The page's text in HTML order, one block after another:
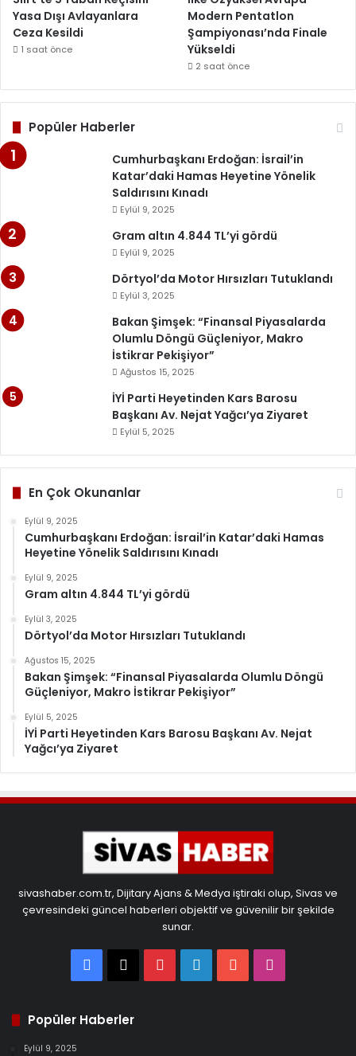
Yasa Dışı Avlayanlara
Ceza Kesildi
1 saat önce
Modern Pentatlon
Şampiyonası’nda Finale
Yükseldi
2 saat önce
Popüler Haberler
Cumhurbaşkanı Erdoğan: İsrail’in
Katar’daki Hamas Heyetine Yönelik
Saldırısını Kınadı
Eylül 9, 2025
Gram altın 4.844 TL’yi gördü
Eylül 9, 2025
Dörtyol’da Motor Hırsızları Tutuklandı
Eylül 3, 2025
Bakan Şimşek: “Finansal Piyasalarda
Olumlu Döngü Güçleniyor, Makro
İstikrar Pekişiyor”
Ağustos 15, 2025
İYİ Parti Heyetinden Kars Barosu
Başkanı Av. Nejat Yağcı’ya Ziyaret
Eylül 5, 2025
En Çok Okunanlar
Eylül 9, 2025
Cumhurbaşkanı Erdoğan: İsrail’in Katar’daki Hamas
Heyetine Yönelik Saldırısını Kınadı
Eylül 9, 2025
Gram altın 4.844 TL’yi gördü
Eylül 3, 2025
Dörtyol’da Motor Hırsızları Tutuklandı
Ağustos 15, 2025
Bakan Şimşek: “Finansal Piyasalarda Olumlu Döngü
Güçleniyor, Makro İstikrar Pekişiyor”
Eylül 5, 2025
İYİ Parti Heyetinden Kars Barosu Başkanı Av. Nejat
Yağcı’ya Ziyaret
sivashaber.com.tr, Dijitary Ajans & Medya iştiraki olup, Sivas ve
çevresindeki güncel haberleri objektif ve güvenilir bir şekilde
sunar.
Facebook
X PinterestLinkedInYouTube
Popüler Haberler
Eylül 9, 2025